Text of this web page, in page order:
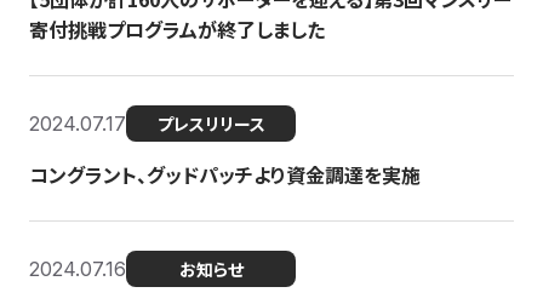
寄付挑戦プログラムが終了しました
2024.07.17 プレスリリース
コングラント、グッドパッチより資金調達を実施
2024.07.16 お知らせ